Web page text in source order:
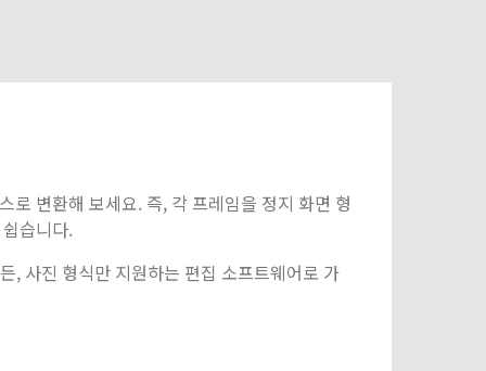
로 변환해 보세요. 즉, 각 프레임을 정지 화면 형
습니다.
, 사진 형식만 지원하는 편집 소프트웨어로 가